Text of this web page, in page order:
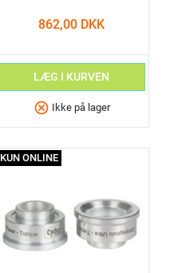
862,00 DKK
LÆG I KURVEN
cancel Ikke på lager
KUN ONLINE